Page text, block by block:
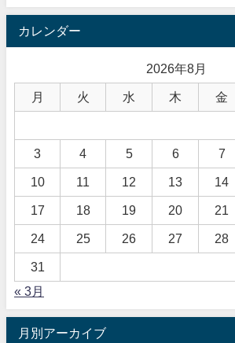
カレンダー
2026年8月
月 火 水 木 金
3 4 5 6 7
10 11 12 13 14
17 18 19 20 21
24 25 26 27 28
31
« 3月
月別アーカイブ